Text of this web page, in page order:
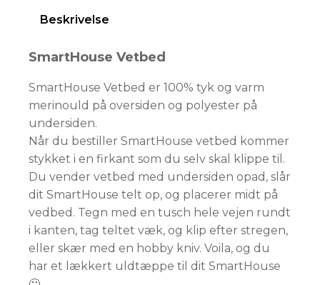
Beskrivelse
SmartHouse Vetbed
SmartHouse Vetbed er 100% tyk og varm
merinould på oversiden og polyester på
undersiden.
Når du bestiller SmartHouse vetbed kommer
stykket i en firkant som du selv skal klippe til.
Du vender vetbed med undersiden opad, slår
dit SmartHouse telt op, og placerer midt på
vedbed. Tegn med en tusch hele vejen rundt
i kanten, tag teltet væk, og klip efter stregen,
eller skær med en hobby kniv. Voila, og du
har et lækkert uldtæppe til dit SmartHouse